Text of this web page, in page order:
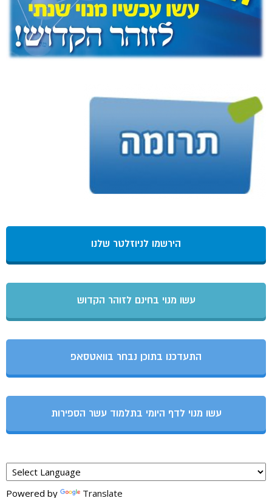
הירשמו לניוזלטר שלנו
עשו מנוי בחינם לזוהר הקדוש
התעדכנו בתוכן נבחר בוואטסאפ
עשו מנוי לדף היומי בתלמוד עשר הספירות
Powered by Translate